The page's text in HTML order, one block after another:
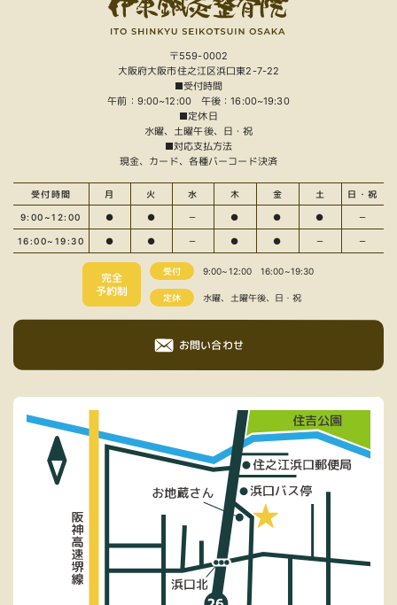
〒559-0002
大阪府大阪市住之江区浜口東2-7-22
■受付時間
午前：9:00~12:00 午後：16:00~19:30
■定休日
水曜、土曜午後、日・祝
■対応支払方法
現金、カード、各種バーコード決済
受付時間 月 火 水 木 金 土 日・祝
9:00~12:00 ● ● － ● ● ● －
16:00~19:30 ● ● － ● ● － －
完全
予約制
受付 9:00~12:00 16:00~19:30
定休 水曜、土曜午後、日・祝
お問い合わせ